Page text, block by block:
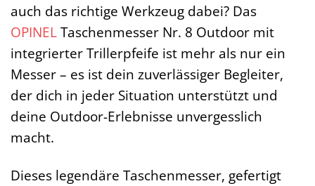
auch das richtige Werkzeug dabei? Das
OPINELTaschenmesser Nr. 8 Outdoor mit
integrierter Trillerpfeife ist mehr als nur ein
Messer – es ist dein zuverlässiger Begleiter,
der dich in jeder Situation unterstützt und
deine Outdoor-Erlebnisse unvergesslich
macht.
Dieses legendäre Taschenmesser, gefertigt